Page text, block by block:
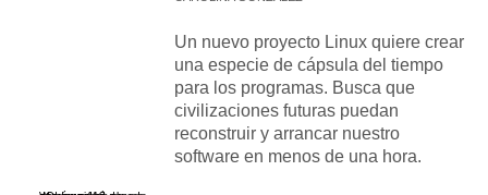
Un nuevo proyecto Linux quiere crear
una especie de cápsula del tiempo
para los programas. Busca que
civilizaciones futuras puedan
reconstruir y arrancar nuestro
software en menos de una hora.